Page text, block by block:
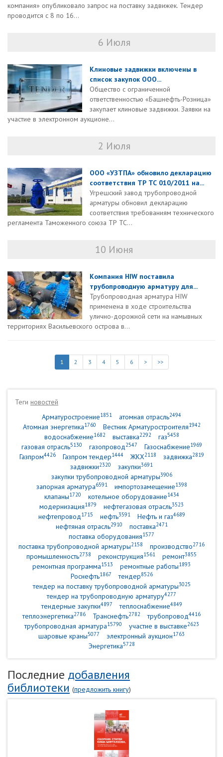
компания» опубликовало запрос на поставку задвижек. Тендер
проводится с 8 по 16...
6 Июля
Клиновые задвижки включены в
список закупок ООО...
Общество с ограниченной
ответственностью «Башнефть-Розница»
закупает клиновые задвижки. Заявки на
участие в электронном аукционе...
2 Июля
ООО «УЗТПА» обновило декларацию
соответствия ТР ТС 010/2011 на...
Угрешский завод трубопроводной
арматуры обновил декларацию
соответствия требованиям технического
регламента Таможенного союза ТР ТС...
10 Июня
Компания HIW поставила
трубопроводную арматуру для...
Трубопроводная арматура HIW
применена в ходе строительства
улично-дорожной сети на намывных
территориях Васильевского острова в...
1 2 3 4 5 6 > >>
Теги новостей
Арматуростроение1851 атомная отрасль2494
Атомная энергетика1760 Вестник Арматуростроителя1942
водоснабжение1682 выставка2292 газ5458
газовая отрасль5130 газопровод2547 Газоснабжение1969
Газпром4426 Газпром тендер1444 ЖКХ2118 задвижка2819
задвижки2320 закупки3691
закупки трубопроводной арматуры3906
запорная арматура6591 импортозамещение1398
клапаны1720 котельное оборудование1434
модернизация1879 нефтегазовая отрасль3523
нефтепровод1715 нефть3591 Нефть и газ4689
нефтяная отрасль2910 поставка2471
поставка оборудования1577
поставка трубопроводной арматуры2158 производство2716
промышленность2738 реконструкция1561 ремонт3855
ремонтная программа1513 ремонтные работы1893
Роснефть1867 тендер8526
тендер на поставку трубопроводной арматуры3025
тендер на трубопроводную арматуру4277
тендерные закупки4897 теплоснабжение4849
теплоэнергетика2786 Транснефть2782 трубопровод4416
трубопроводная арматура15790 участие в выставке2623
шаровые краны5077 электронный аукцион1763
Энергетика5728
Последние добавления
библиотеки (предложить книгу)